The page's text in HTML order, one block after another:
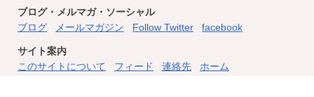
ブログ・メルマガ・ソーシャル
ブログ
メールマガジン Follow Twitter facebook
サイト案内
このサイトについて
フィード 連絡先 ホーム